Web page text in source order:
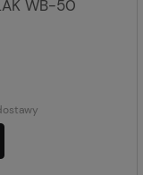
WB-50